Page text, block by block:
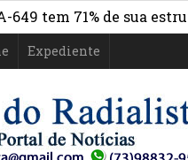
71% de sua estrutura
Expediente